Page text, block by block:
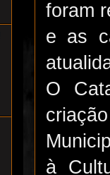
foram
e as
O
à